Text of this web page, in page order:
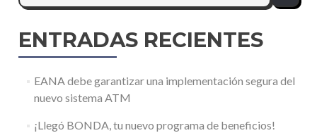
ENTRADAS RECIENTES
EANA debe garantizar una implementación segura del
nuevo sistema ATM
¡Llegó BONDA, tu nuevo programa de beneficios!